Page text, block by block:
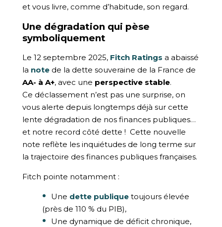
et vous livre, comme d’habitude, son regard.
Une dégradation qui pèse
symboliquement
Le 12 septembre 2025, Fitch Ratings a abaissé
la notede la dette souveraine de la France de
AA- à A+, avec une perspective stable.
Ce déclassement n’est pas une surprise, on
vous alerte depuis longtemps déjà sur cette
lente dégradation de nos finances publiques…
et notre record côté dette ! Cette nouvelle
note reflète les inquiétudes de long terme sur
la trajectoire des finances publiques françaises.
Fitch pointe notamment :
Une dette publiquetoujours élevée
(près de 110 % du PIB),
Une dynamique de déficit chronique,